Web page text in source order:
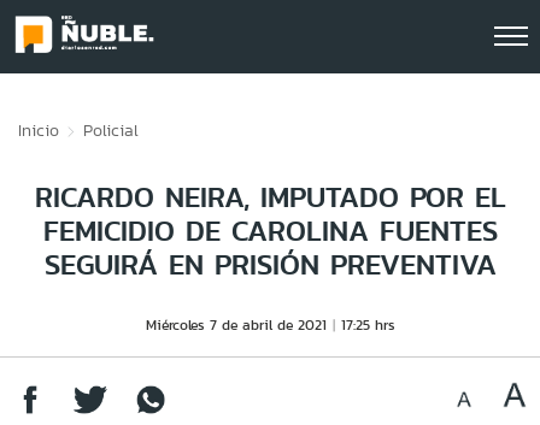
Inicio Policial
RICARDO NEIRA, IMPUTADO POR EL
FEMICIDIO DE CAROLINA FUENTES
SEGUIRÁ EN PRISIÓN PREVENTIVA
Miércoles 7 de abril de 2021 17:25 hrs